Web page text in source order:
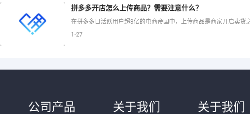
拼多多开店怎么上传商品？需要注意什么？
1-27
公司产品 关于我们 关于我们